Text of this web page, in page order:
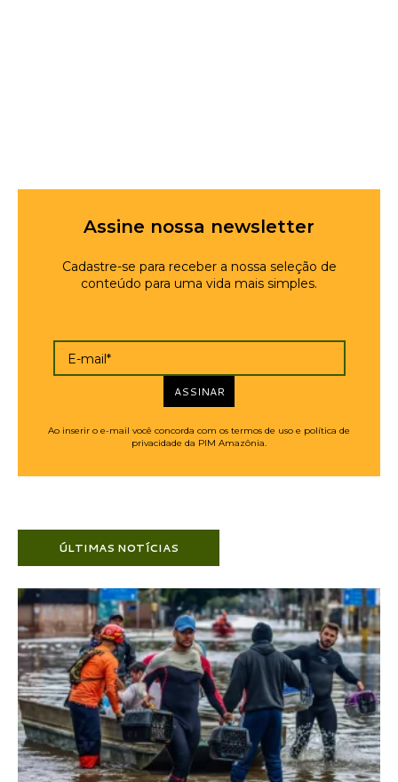
Assine nossa newsletter
Cadastre-se para receber a nossa seleção de
conteúdo para uma vida mais simples.
E-mail*
ASSINAR
Ao inserir o e-mail você concorda com os termos de uso e política de
privacidade da PIM Amazônia.
ÚLTIMAS NOTÍCIAS